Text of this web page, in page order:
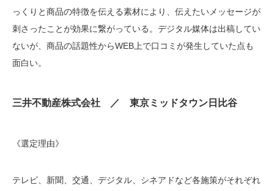
っくりと商品の特徴を伝える素材により、伝えたいメッセージが
刺さったことが効果に繋がっている。デジタル媒体は出稿してい
ないが、商品の話題性からWEB上で口コミが発生していた点も
面白い。
三井不動産株式会社 ／ 東京ミッドタウン日比谷
《選定理由》
テレビ、新聞、交通、デジタル、シネアドなど各施策がそれぞれ